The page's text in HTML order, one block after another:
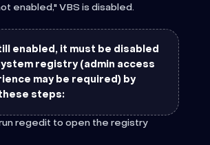
enabled," VBS is disabled.
enabled, it must be disabled
registry (admin access
may be required) by
steps:
regedit to open the registry